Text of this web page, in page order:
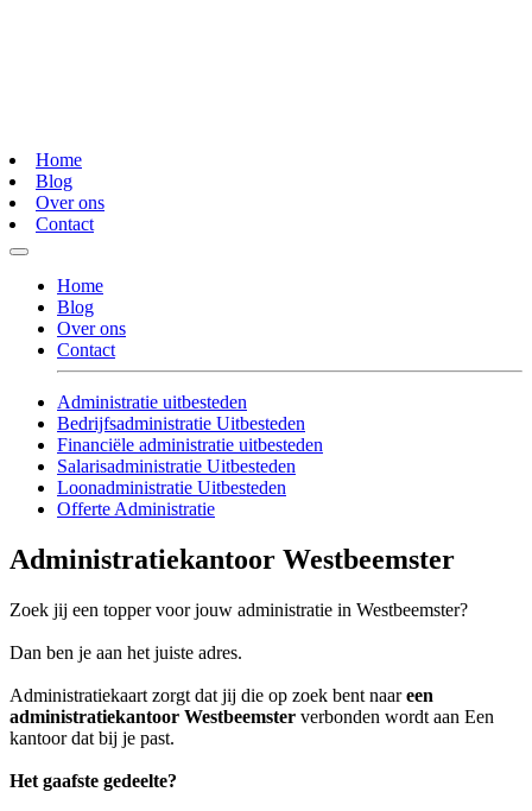
Home
Blog
Over ons
Contact
Home
Blog
Over ons
Contact
Administratie uitbesteden
Bedrijfsadministratie Uitbesteden
Financiële administratie uitbesteden
Salarisadministratie Uitbesteden
Loonadministratie Uitbesteden
Offerte Administratie
Administratiekantoor Westbeemster
Zoek jij een topper voor jouw administratie in Westbeemster?
Dan ben je aan het juiste adres.
Administratiekaart zorgt dat jij die op zoek bent naareen
administratiekantoor Westbeemster verbonden wordt aan Een
kantoor dat bij je past.
Het gaafste gedeelte?